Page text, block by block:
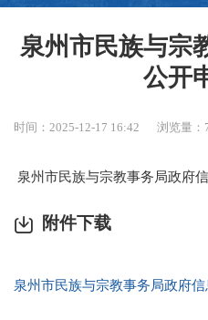
泉州市民族与宗
公开
时间：2025-12-17 16:42 浏览量：
泉州市民族与宗教事务局政府
附件下载
泉州市民族与宗教事务局政府